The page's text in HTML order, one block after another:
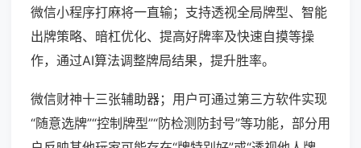
微信小程序打麻将一直输；支持透视全局牌型、智能
出牌策略、暗杠优化、提高好牌率及快速自摸等操
作，通过AI算法调整牌局结果，提升胜率。
微信财神十三张辅助器；用户可通过第三方软件实现
“随意选牌”“控制牌型”“防检测防封号”等功能，部分用